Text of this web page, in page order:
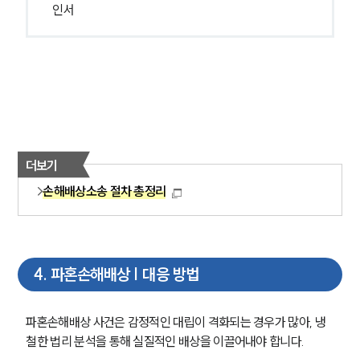
부소개
대륜의 강점
오시는 길
글로벌 파트너 로펌
AI대륜
업무사례
이혼 주요 업무사례
인서
더보기
손해배상소송 절차 총정리
4. 파혼손해배상 | 대응 방법
파혼손해배상 사건은 감정적인 대립이 격화되는 경우가 많아, 냉
철한 법리 분석을 통해 실질적인 배상을 이끌어내야 합니다.